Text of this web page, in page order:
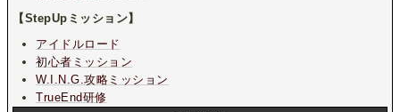
【StepUpミッション】
アイドルロード
初心者ミッション
W.I.N.G.攻略ミッション
TrueEnd研修